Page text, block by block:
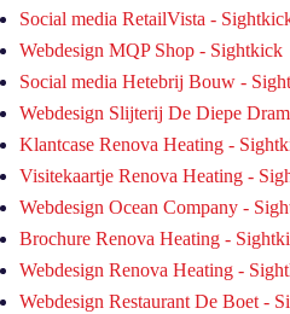
Social media RetailVista -
Webdesign MQP Shop - Sightkick
Social media Hetebrij Bouw -
Webdesign Slijterij De Diepe
Klantcase Renova Heating -
Visitekaartje Renova Heating -
Webdesign Ocean Company -
Brochure Renova Heating -
Webdesign Renova Heating -
Webdesign Restaurant De Boet -